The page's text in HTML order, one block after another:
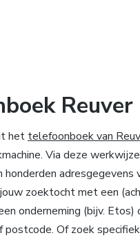
Reuver
het telefoonboek van
Via deze
adresgegevens
zoektocht met een
onderneming (bijv. Etos)
postcode. Of zoek